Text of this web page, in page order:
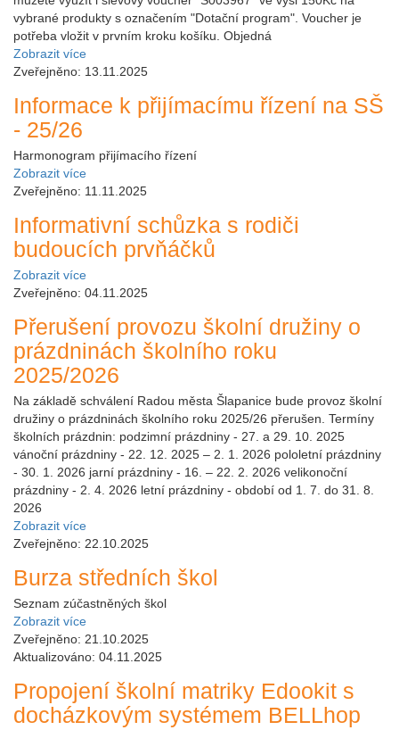
vybrané produkty s označením "Dotační program". Voucher je
potřeba vložit v prvním kroku košíku. Objedná
Zobrazit více
Zveřejněno: 13.11.2025
Informace k přijímacímu řízení na SŠ
- 25/26
Harmonogram přijímacího řízení
Zobrazit více
Zveřejněno: 11.11.2025
Informativní schůzka s rodiči
budoucích prvňáčků
Zobrazit více
Zveřejněno: 04.11.2025
Přerušení provozu školní družiny o
prázdninách školního roku
2025/2026
Na základě schválení Radou města Šlapanice bude provoz školní
družiny o prázdninách školního roku 2025/26 přerušen. Termíny
školních prázdnin: podzimní prázdniny - 27. a 29. 10. 2025
vánoční prázdniny - 22. 12. 2025 – 2. 1. 2026 pololetní prázdniny
- 30. 1. 2026 jarní prázdniny - 16. – 22. 2. 2026 velikonoční
prázdniny - 2. 4. 2026 letní prázdniny - období od 1. 7. do 31. 8.
2026
Zobrazit více
Zveřejněno: 22.10.2025
Burza středních škol
Seznam zúčastněných škol
Zobrazit více
Zveřejněno: 21.10.2025
Aktualizováno: 04.11.2025
Propojení školní matriky Edookit s
docházkovým systémem BELLhop